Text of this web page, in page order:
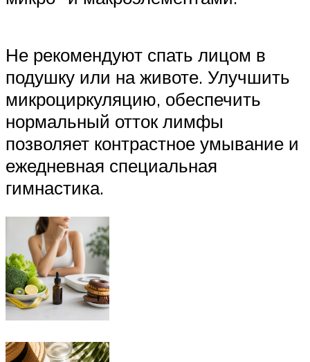
Не рекомендуют спать лицом в
подушку или на животе. Улучшить
микроциркуляцию, обеспечить
нормальный отток лимфы
позволяет контрастное умывание и
ежедневная специальная
гимнастика.